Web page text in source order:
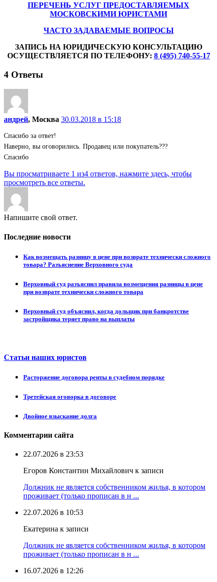
ПЕРЕЧЕНЬ УСЛУГ ПРЕДОСТАВЛЯЕМЫХ
МОСКОВСКИМИ ЮРИСТАМИ
ЧАСТО ЗАДАВАЕМЫЕ ВОПРОСЫ
ЗАПИСЬ НА ЮРИДИЧЕСКУЮ КОНСУЛЬТАЦИЮ
ОСУЩЕСТВЛЯЕТСЯ ПО ТЕЛЕФОНУ: 8 (495) 740-55-17
4 Ответы
андрей, Москва 30.03.2018 в 15:18
Спасибо за ответ!
Наверно, вы оговорились. Продавец или покупатель???
Спасибо
Вы просматриваете 1 из4 ответов, нажмите здесь, чтобы
просмотреть все ответы.
Напишите свой ответ.
Последние новости
Как возмещать разницу в цене при возврате технически сложного
товара? Разъяснение Верховного суда
Верховный суд разъяснил правила возмещения разницы в цене
при возврате технически сложного товара
Верховный суд объяснил, когда дольщик при банкротстве
застройщика теряет право на выплаты
Статьи наших юристов
Расторжение договора ренты в судебном порядке
Третейская оговорка в договоре
Двойное взыскание долга
Комментарии сайта
22.07.2026 в 23:53
Егоров Константин Михайлович к записи
Должник не является собственником жилья, в котором
проживает (только прописан в н ...
22.07.2026 в 10:53
Екатерина к записи
Должник не является собственником жилья, в котором
проживает (только прописан в н ...
16.07.2026 в 12:26